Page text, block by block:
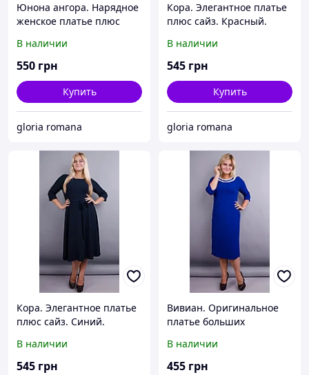
Юнона ангора. Нарядное
женское платье плюс
В наличии
550 грн
Купить
gloria romana
Кора. Элегантное платье
плюс сайз. Красный.
В наличии
545 грн
Купить
gloria romana
Кора. Элегантное платье
плюс сайз. Синий.
В наличии
545 грн
Вивиан. Оригинальное
платье больших
В наличии
455 грн